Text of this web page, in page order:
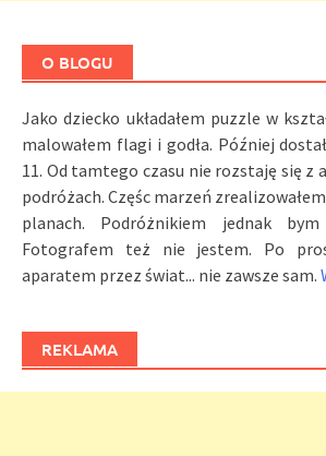
O BLOGU
Jako dziecko układałem puzzle w
malowałem flagi i godła. Później
11. Od tamtego czasu nie rozstaję się z
podróżach. Częśc marzeń
planach. Podróżnikiem jednak
Fotografem też nie jestem. Po
aparatem przez świat... nie zawsze sam.
REKLAMA